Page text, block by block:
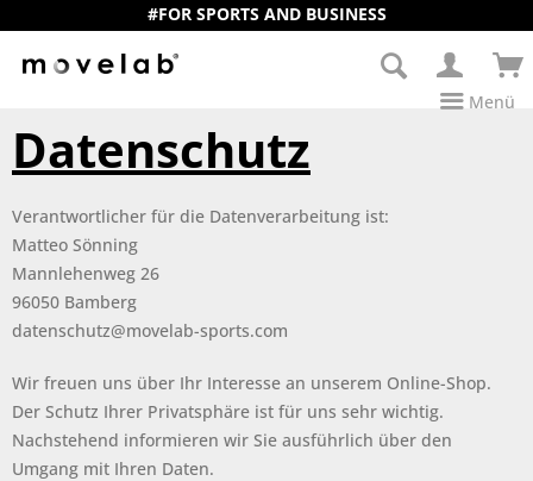
#FOR SPORTS AND BUSINESS
Menü
Datenschutz
Verantwortlicher für die Datenverarbeitung ist:
Matteo Sönning
Mannlehenweg 26
96050 Bamberg
datenschutz@movelab-sports.com
Wir freuen uns über Ihr Interesse an unserem Online-Shop.
Der Schutz Ihrer Privatsphäre ist für uns sehr wichtig.
Nachstehend informieren wir Sie ausführlich über den
Umgang mit Ihren Daten.